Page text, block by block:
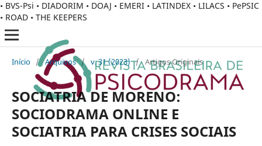
• BVS-Psi • DIADORIM • DOAJ • EMERI • LATINDEX • LILACS • PePSIC
• ROAD • THE KEEPERS
Início / Arquivos / v. 31 (2023) / Artigos Originais
SOCIATRIA DE MORENO:
SOCIODRAMA ONLINE E
SOCIATRIA PARA CRISES SOCIAIS